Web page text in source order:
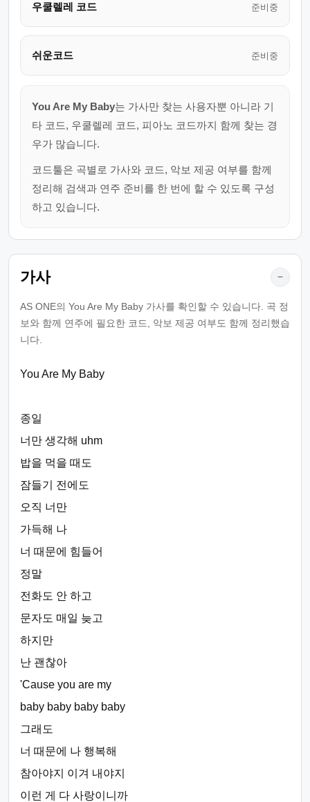
우쿨렐레 코드 준비중
쉬운코드 준비중
You Are My Baby는 가사만 찾는 사용자뿐 아니라 기
타 코드, 우쿨렐레 코드, 피아노 코드까지 함께 찾는 경
우가 많습니다.
코드툴은 곡별로 가사와 코드, 악보 제공 여부를 함께
정리해 검색과 연주 준비를 한 번에 할 수 있도록 구성
하고 있습니다.
가사 −
AS ONE의 You Are My Baby 가사를 확인할 수 있습니다. 곡 정
보와 함께 연주에 필요한 코드, 악보 제공 여부도 함께 정리했습
니다.
You Are My Baby
종일
너만 생각해 uhm
밥을 먹을 때도
잠들기 전에도
오직 너만
가득해 나
너 때문에 힘들어
정말
전화도 안 하고
문자도 매일 늦고
하지만
난 괜찮아
'Cause you are my
baby baby baby baby
그래도
너 때문에 나 행복해
참아야지 이겨 내야지
이런 게 다 사랑이니까